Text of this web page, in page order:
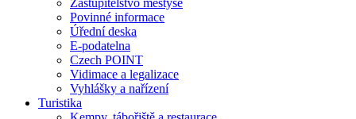
Zastupitelstvo městyse
Povinné informace
Úřední deska
E-podatelna
Czech POINT
Vidimace a legalizace
Vyhlášky a nařízení
Turistika